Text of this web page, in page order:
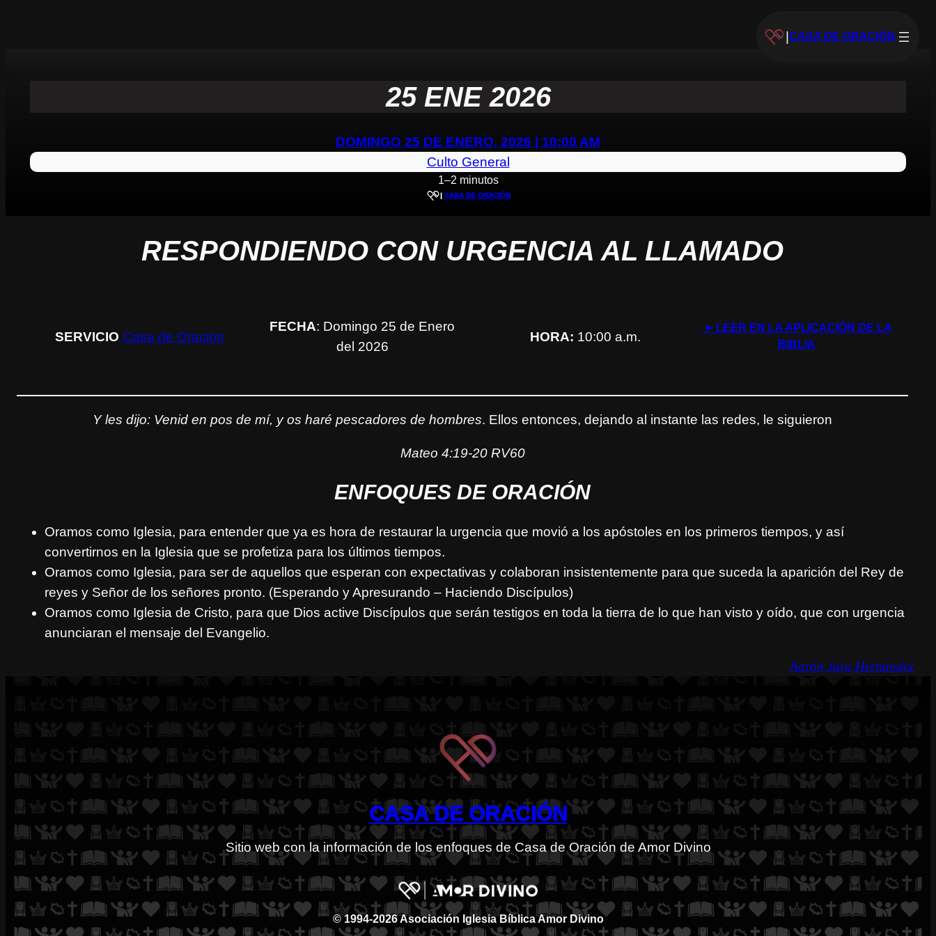
CASA DE ORACIÓN
25 ENE 2026
DOMINGO 25 DE ENERO, 2026 | 10:00 AM
Culto General
1–2 minutos
| CASA DE ORACIÓN
RESPONDIENDO CON URGENCIA AL LLAMADO
SERVICIO Casa de Oración
FECHA: Domingo 25 de Enero
del 2026
HORA: 10:00 a.m.
➤ LEER EN LA APLICACIÓN DE LA
BIBLIA
Y les dijo: Venid en pos de mí, y os haré pescadores de hombres. Ellos entonces, dejando al instante las redes, le siguieron
Mateo 4:19-20 RV60
ENFOQUES DE ORACIÓN
Oramos como Iglesia, para entender que ya es hora de restaurar la urgencia que movió a los apóstoles en los primeros tiempos, y así
convertirnos en la Iglesia que se profetiza para los últimos tiempos.
Oramos como Iglesia, para ser de aquellos que esperan con expectativas y colaboran insistentemente para que suceda la aparición del Rey de
reyes y Señor de los señores pronto. (Esperando y Apresurando – Haciendo Discípulos)
Oramos como Iglesia de Cristo, para que Dios active Discípulos que serán testigos en toda la tierra de lo que han visto y oído, que con urgencia
anunciaran el mensaje del Evangelio.
Aarón Jara Hernández
CASA DE ORACIÓN
Sitio web con la información de los enfoques de Casa de Oración de Amor Divino
© 1994-2026 Asociación Iglesia Bíblica Amor Divino